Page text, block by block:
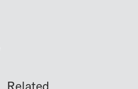
Related